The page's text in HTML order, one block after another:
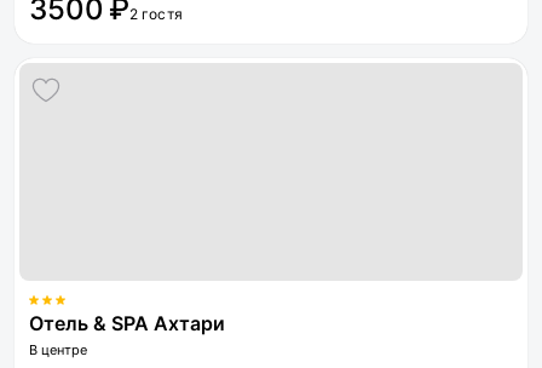
3500 ₽2 гостя
Отель & SPA Ахтари
В центре